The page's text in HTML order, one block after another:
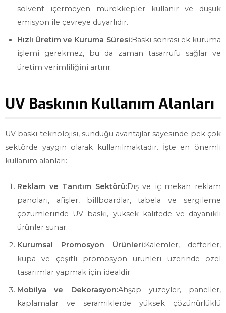
solvent içermeyen mürekkepler kullanır ve düşük
emisyon ile çevreye duyarlıdır.
Hızlı Üretim ve Kuruma Süresi:Baskı sonrası ek kuruma
işlemi gerekmez, bu da zaman tasarrufu sağlar ve
üretim verimliliğini artırır.
UV Baskının Kullanım Alanları
UV baskı teknolojisi, sunduğu avantajlar sayesinde pek çok
sektörde yaygın olarak kullanılmaktadır. İşte en önemli
kullanım alanları:
Reklam ve Tanıtım Sektörü:Dış ve iç mekan reklam
panoları, afişler, billboardlar, tabela ve sergileme
çözümlerinde UV baskı, yüksek kalitede ve dayanıklı
ürünler sunar.
Kurumsal Promosyon Ürünleri:Kalemler, defterler,
kupa ve çeşitli promosyon ürünleri üzerinde özel
tasarımlar yapmak için idealdir.
Mobilya ve Dekorasyon:Ahşap yüzeyler, paneller,
kaplamalar ve seramiklerde yüksek çözünürlüklü